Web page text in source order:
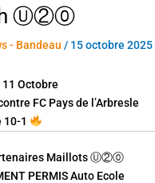
Ⓤ②⓪
- Bandeau / 15 octobre 2025
Octobre
FC Pays de l’Arbresle
10-1
Maillots Ⓤ②⓪
PERMIS Auto Ecole